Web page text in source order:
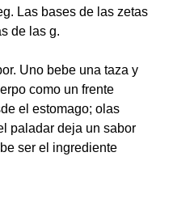
Las bases de las zetas
de las g.
Uno bebe una taza y
como un frente
el estomago; olas
paladar deja un sabor
ser el ingrediente